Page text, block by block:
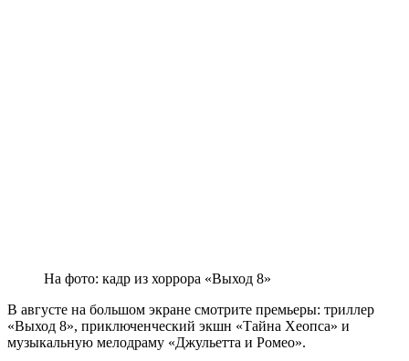
На фото: кадр из хоррора «Выход 8»
В августе на большом экране смотрите премьеры: триллер
«Выход 8», приключенческий экшн «Тайна Хеопса» и
музыкальную мелодраму «Джульетта и Ромео».